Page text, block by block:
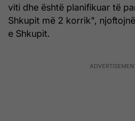
viti dhe është planifikuar të
Shkupit më 2 korrik",
e Shkupit.